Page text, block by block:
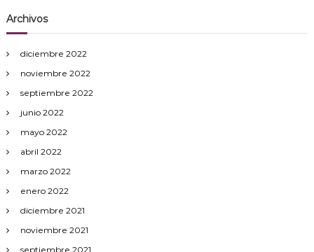
i
ó
n
d
e
e
n
Archivos
diciembre 2022
noviembre 2022
septiembre 2022
junio 2022
mayo 2022
abril 2022
marzo 2022
enero 2022
diciembre 2021
noviembre 2021
septiembre 2021